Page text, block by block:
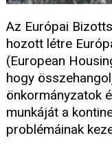
Az Európai
hozott létre
(European
hogy
önkormányzatok
munkáját a
problémáinak